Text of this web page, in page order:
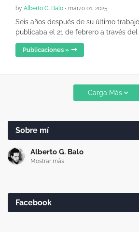
by Alberto G. Balo • marzo 01, 2025
Seis años después de su último
publicaba el 21 de febrero a través
Publicaciones »
Carga Más
Sobre mí
Alberto G. Balo
Mostrar más
Facebook